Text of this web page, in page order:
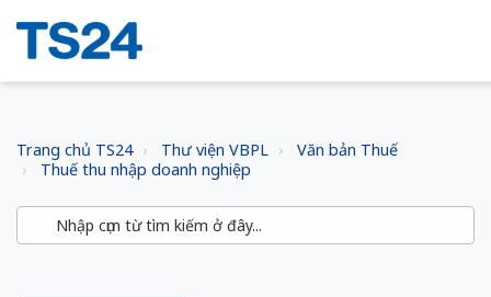
Trang chủ TS24 Thư viện VBPL
Văn bản Thuế
Thuế thu nhập doanh nghiệp